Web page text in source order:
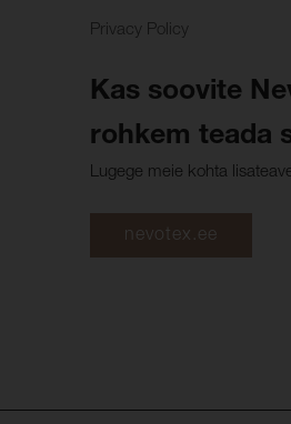
Privacy Policy
Kas soovite
rohkem teada
Lugege meie kohta
nevotex.ee